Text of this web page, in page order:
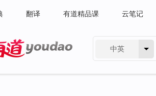
翻译 有道精品课 云笔记
中英